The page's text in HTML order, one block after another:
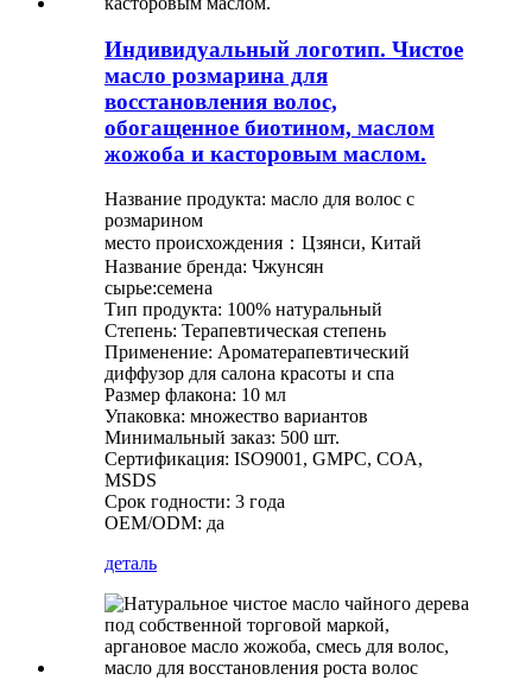
Индивидуальный логотип. Чистое
масло розмарина для
восстановления волос,
обогащенное биотином, маслом
жожоба и касторовым маслом.
Название продукта: масло для волос с
розмарином
место происхождения：Цзянси, Китай
Название бренда: Чжунсян
сырье:семена
Тип продукта: 100% натуральный
Степень: Терапевтическая степень
Применение: Ароматерапевтический
диффузор для салона красоты и спа
Размер флакона: 10 мл
Упаковка: множество вариантов
Минимальный заказ: 500 шт.
Сертификация: ISO9001, GMPC, COA,
MSDS
Срок годности: 3 года
OEM/ODM: да
деталь